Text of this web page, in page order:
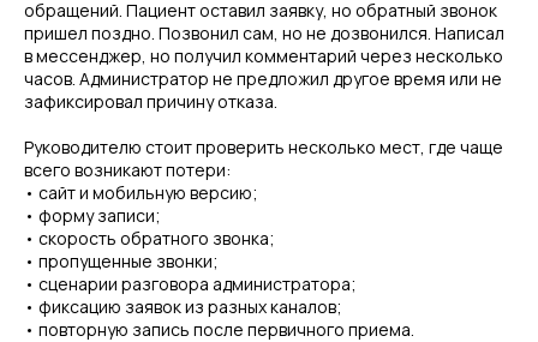
обращений. Пациент оставил заявку, но обратный звонок
пришел поздно. Позвонил сам, но не дозвонился. Написал
в мессенджер, но получил комментарий через несколько
часов. Администратор не предложил другое время или не
зафиксировал причину отказа.
Руководителю стоит проверить несколько мест, где чаще
всего возникают потери:
• сайт и мобильную версию;
• форму записи;
• скорость обратного звонка;
• пропущенные звонки;
• сценарии разговора администратора;
• фиксацию заявок из разных каналов;
• повторную запись после первичного приема.